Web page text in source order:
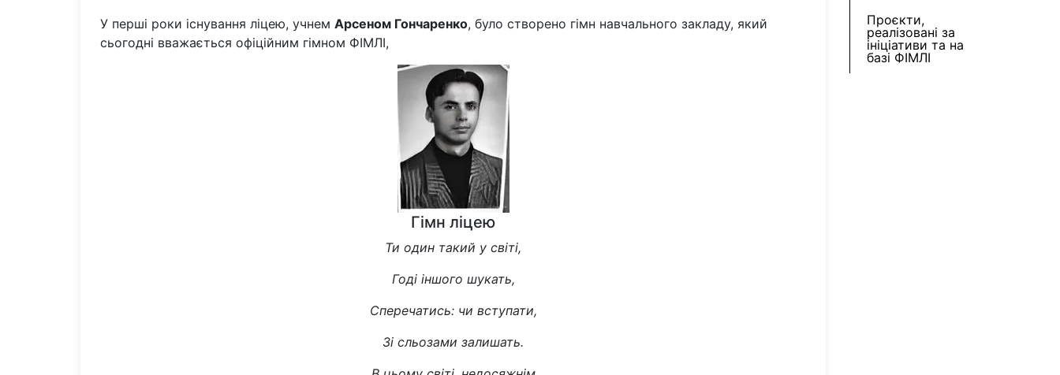
У перші роки існування ліцею, учнем Арсеном Гончаренко, було створено гімн навчального закладу, який
сьогодні вважається офіційним гімном ФІМЛІ,
Гімн ліцею
Ти один такий у світі,
Годі іншого шукать,
Сперечатись: чи вступати,
Зі сльозами залишать.
Проєкти,
реалізовані за
ініціативи та на
базі ФІМЛІ